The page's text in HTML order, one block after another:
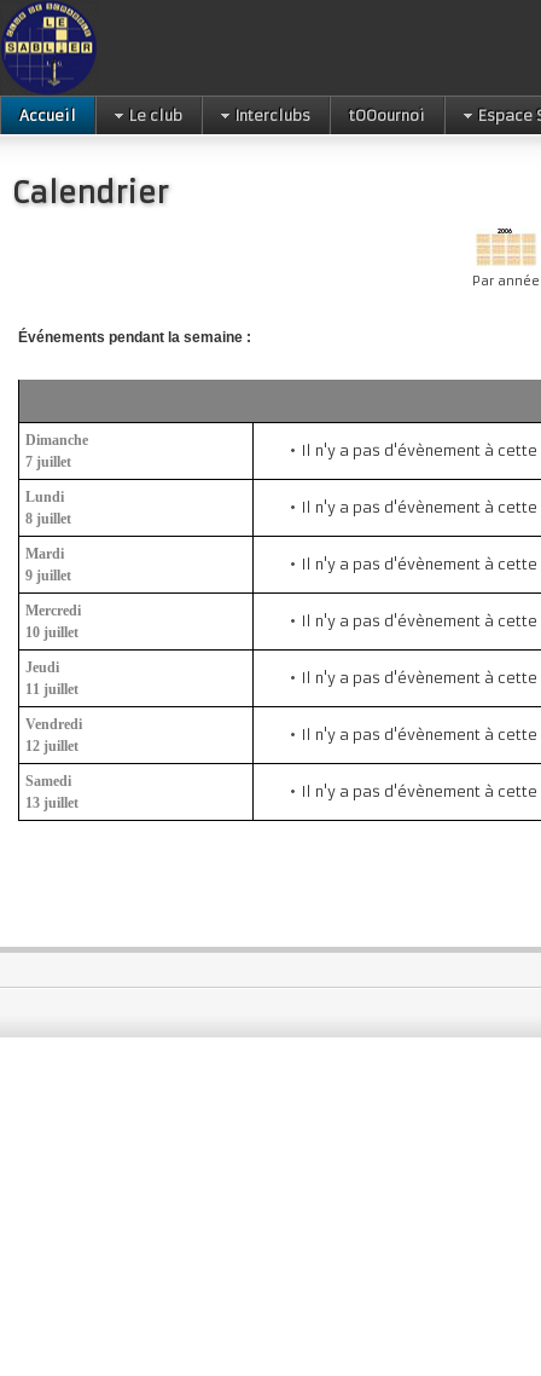
Accueil Le club Interclubs tOOournoi Espace
Calendrier
Par année
Événements pendant la semaine :
Dimanche
7 juillet
Il n'y a pas d'évènement à
Lundi
8 juillet
Il n'y a pas d'évènement à
Mardi
9 juillet
Il n'y a pas d'évènement à
Mercredi
10 juillet
Il n'y a pas d'évènement à
Jeudi
11 juillet
Il n'y a pas d'évènement à
Vendredi
12 juillet
Il n'y a pas d'évènement à
Samedi
13 juillet
Il n'y a pas d'évènement à